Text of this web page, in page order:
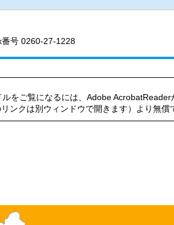
号 0260-27-1228
をご覧になるには、Adobe AcrobatReader
リンクは別ウィンドウで開きます）より無償